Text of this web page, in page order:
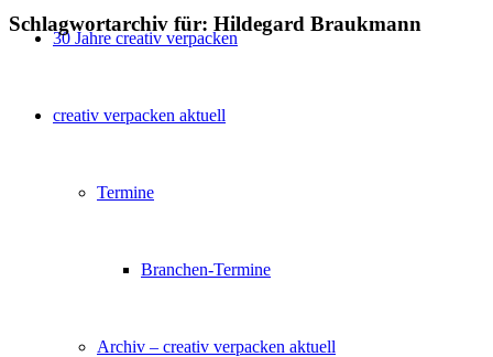
30 Jahre creativ verpacken
creativ verpacken aktuell
Termine
Branchen-Termine
Archiv – creativ verpacken aktuell
Schlagwortarchiv für: Hildegard Braukmann